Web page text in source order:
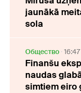
jaunākā
sola
Oбщество 16:47
Finanšu
naudas
simtiem eiro